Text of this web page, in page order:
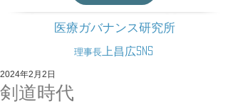
医療ガバナンス研究所
理事長 上昌広SNS
剣道時代
2024年2月2日